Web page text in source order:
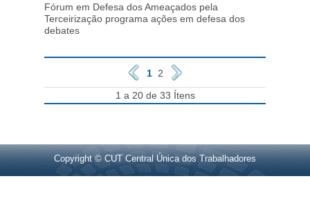
Fórum em Defesa dos Ameaçados pela
Terceirização programa ações em defesa dos
debates
1 2
1 a 20 de 33 Ítens
Copyright © CUT Central Única dos Trabalhadores